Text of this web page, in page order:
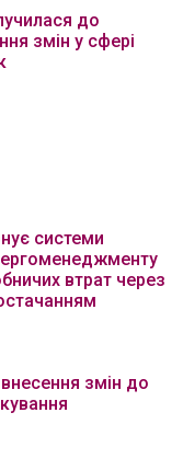
до
змін у сфері
системи
втрат через
змін до